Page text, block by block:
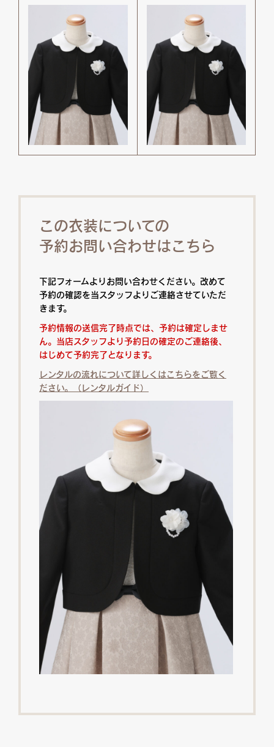
この衣装についての
予約お問い合わせはこちら
下記フォームよりお問い合わせください。改めて
予約の確認を当スタッフよりご連絡させていただ
きます。
予約情報の送信完了時点では、予約は確定しませ
ん。当店スタッフより予約日の確定のご連絡後、
はじめて予約完了となります。
レンタルの流れについて詳しくはこちらをご覧く
ださい。（レンタルガイド）